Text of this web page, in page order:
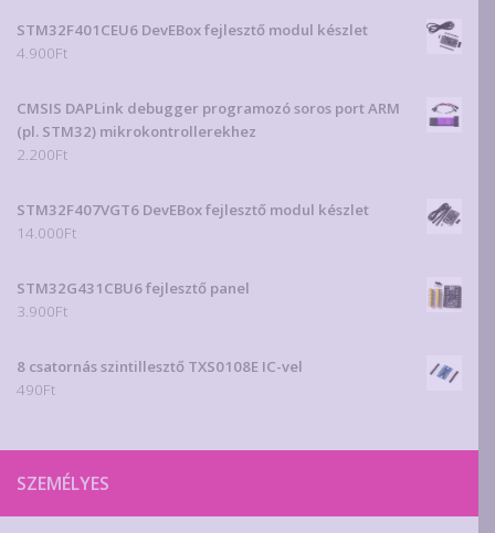
STM32F401CEU6 DevEBox fejlesztő modul készlet
4.900Ft
CMSIS DAPLink debugger programozó soros port ARM
(pl. STM32) mikrokontrollerekhez
2.200Ft
STM32F407VGT6 DevEBox fejlesztő modul készlet
14.000Ft
STM32G431CBU6 fejlesztő panel
3.900Ft
8 csatornás szintillesztő TXS0108E IC-vel
490Ft
SZEMÉLYES